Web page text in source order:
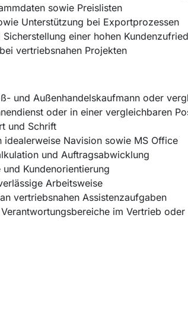
sowie Preislisten
Unterstützung bei Exportprozessen
einer hohen
vertriebsnahen Projekten
und Außenhandelskaufmann oder
oder in einer vergleichbaren
und Schrift
idealerweise Navision sowie MS Office
und Auftragsabwicklung
Kundenorientierung
Arbeitsweise
vertriebsnahen Assistenzaufgaben
im Vertrieb